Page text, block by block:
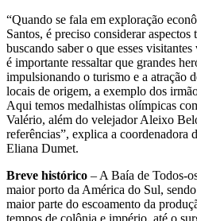
“Quando se fala em exploração
Santos, é preciso considerar
buscando saber o que esses
é importante ressaltar que grandes
impulsionando o turismo e a atração
locais de origem, a exemplo dos
Aqui temos medalhistas olímpicas
Valério, além do velejador Aleixo
referências”, explica a coordenadora
Eliana Dumet.
Breve histórico – A Baía de Todos-
maior porto da América do Sul,
maior parte do escoamento da
tempos de colônia e império, até o